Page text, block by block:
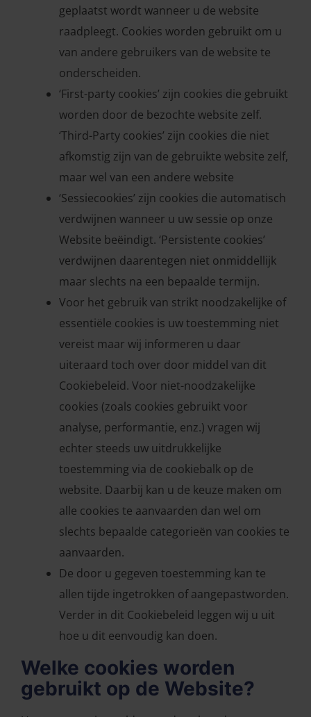
geplaatst wordt wanneer u de website
raadpleegt. Cookies worden gebruikt om u
van andere gebruikers van de website te
onderscheiden.
‘First-party cookies’ zijn cookies die gebruikt
worden door de bezochte website zelf.
‘Third-Party cookies’ zijn cookies die niet
afkomstig zijn van de gebruikte website zelf,
maar wel van een andere website
‘Sessiecookies’ zijn cookies die automatisch
verdwijnen wanneer u uw sessie op onze
Website beëindigt. ‘Persistente cookies’
verdwijnen daarentegen niet onmiddellijk
maar slechts na een bepaalde termijn.
Voor het gebruik van strikt noodzakelijke of
essentiële cookies is uw toestemming niet
vereist maar wij informeren u daar
uiteraard toch over door middel van dit
Cookiebeleid. Voor niet-noodzakelijke
cookies (zoals cookies gebruikt voor
analyse, performantie, enz.) vragen wij
echter steeds uw uitdrukkelijke
toestemming via de cookiebalk op de
website. Daarbij kan u de keuze maken om
alle cookies te aanvaarden dan wel om
slechts bepaalde categorieën van cookies te
aanvaarden.
De door u gegeven toestemming kan te
allen tijde ingetrokken of aangepastworden.
Verder in dit Cookiebeleid leggen wij u uit
hoe u dit eenvoudig kan doen.
Welke cookies worden
gebruikt op de Website?